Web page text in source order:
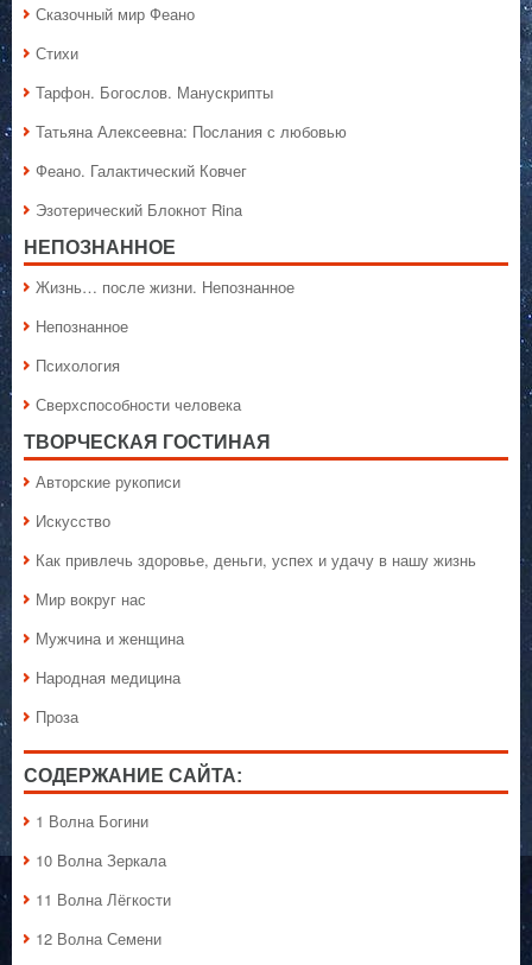
Сказочный мир Феано
Стихи
Тарфон. Богослов. Манускрипты
Татьяна Алексеевна: Послания с любовью
Феано. Галактический Ковчег
Эзотерический Блокнот Rina
НЕПОЗНАННОЕ
Жизнь… после жизни. Непознанное
Непознанное
Психология
Сверхспособности человека
ТВОРЧЕСКАЯ ГОСТИНАЯ
Авторские рукописи
Искусство
Как привлечь здоровье, деньги, успех и удачу в нашу жизнь
Мир вокруг нас
Мужчина и женщина
Народная медицина
Проза
СОДЕРЖАНИЕ САЙТА:
1 Волна Богини
10 Волна Зеркала
11 Волна Лёгкости
12 Волна Семени